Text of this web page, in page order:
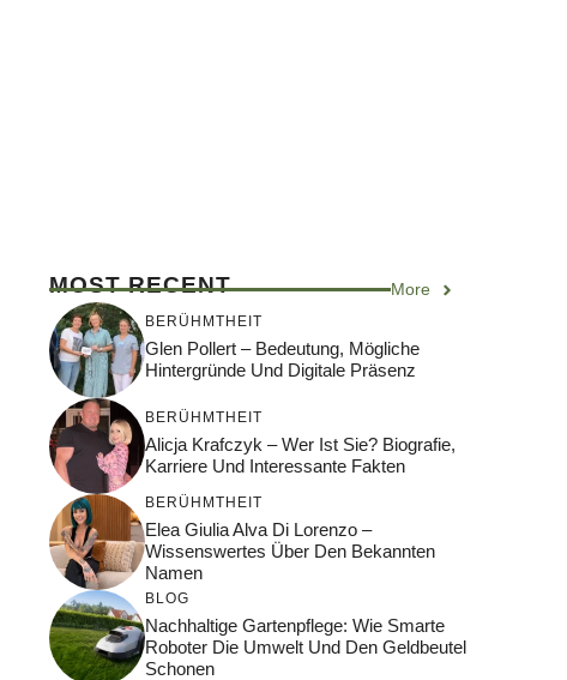
MOST RECENT More
BERÜHMTHEIT
Glen Pollert – Bedeutung, Mögliche
Hintergründe Und Digitale Präsenz
BERÜHMTHEIT
Alicja Krafczyk – Wer Ist Sie? Biografie,
Karriere Und Interessante Fakten
BERÜHMTHEIT
Elea Giulia Alva Di Lorenzo –
Wissenswertes Über Den Bekannten
Namen
BLOG
Nachhaltige Gartenpflege: Wie Smarte
Roboter Die Umwelt Und Den Geldbeutel
Schonen